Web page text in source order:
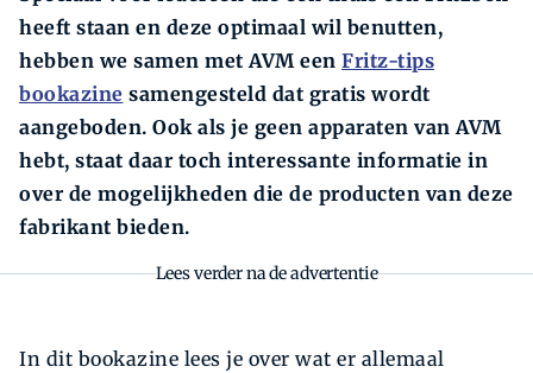
heeft staan en deze optimaal wil benutten,
hebben we samen met AVM een Fritz-tips
bookazine samengesteld dat gratis wordt
aangeboden. Ook als je geen apparaten van AVM
hebt, staat daar toch interessante informatie in
over de mogelijkheden die de producten van deze
fabrikant bieden.
Lees verder na de advertentie
In dit bookazine lees je over wat er allemaal